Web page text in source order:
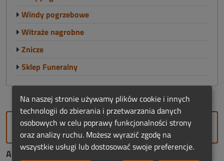
Windy pogrzebowe
Witraże nagrobne
Znicze
Sklep Funeralny
DODAJ FIRMĘ
AKTUALNOŚCI FUNERALNE:
Na naszej stronie używamy plików cookie i innych
technologii do zbierania i przetwarzania danych
osobowych w celu poprawy funkcjonalności strony
oraz analizy ruchu. Możesz wyrazić zgodę na
wszystkie usługi lub dostosować swoje preferencje.